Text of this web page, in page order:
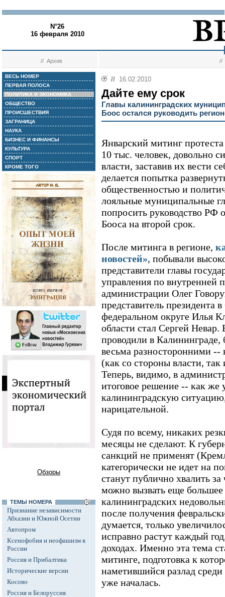
N°26
16 февраля 2010
//Архив //
ВЕСЬ НОМЕР
ПЕРВАЯ ПОЛОСА
ПОЛИТИКА И ЭКОНОМИКА
ОБЩЕСТВО
ПРОИСШЕСТВИЯ
ЗАГРАНИЦА
НАУКА
БИЗНЕС И ФИНАНСЫ
КУЛЬТУРА
СПОРТ
КРОМЕ ТОГО
Обзоры
ТЕМЫ НОМЕРА
Признание независимости
Абхазии и Южной Осетии
Автопром
Ксенофобия и неофашизм в
России
Россия и Прибалтика
Исторические версии
Косово
Россия и Белоруссия
// 16.02.2010
Дайте ему срок
Главы калининградских
Боос остался руководить
Январский митинг
10 тыс. человек, довольно
власти, заставив их вести
делается попытка
общественностью и
лояльные муниципальные
попросить руководство РФ
Бооса на второй срок.
После митинга в регионе,
новостей», побывали
представители главы
управления по внутренней
администрации Олег
представитель президента
федеральном округе Илья
области стал Сергей
проводили в
весьма разносторонними
(как со стороны власти,
Теперь, видимо, в
итоговое решение -- как же
калининградскую
нарицательной.
Судя по всему, никаких
месяцы не сделают. К
санкций не применят
категорически не идет на
станут публично хвалить
можно вызвать еще
калининградских
после получения
думается, только
исправно растут каждый
доходах. Именно эта тема
митинге, подготовка к
наметившийся разлад
уже началась.